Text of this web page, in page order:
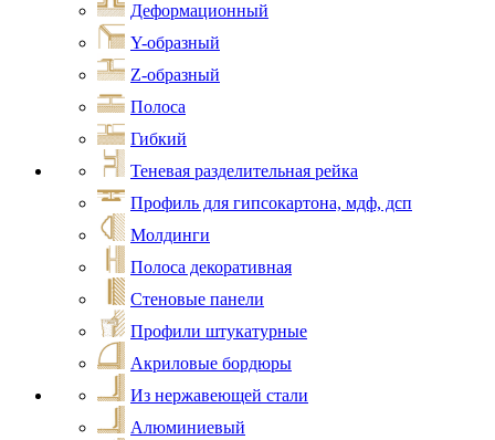
Деформационный
Y-образный
Z-образный
Полоса
Гибкий
Теневая разделительная рейка
Профиль для гипсокартона, мдф, дсп
Молдинги
Полоса декоративная
Стеновые панели
Профили штукатурные
Акриловые бордюры
Из нержавеющей стали
Алюминиевый